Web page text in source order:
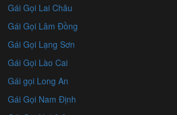
Gái Gọi Lai Châu
Gái Gọi Lâm Đồng
Gái Gọi Lạng Sơn
Gái Gọi Lào Cai
Gái gọi Long An
Gái Gọi Nam Định